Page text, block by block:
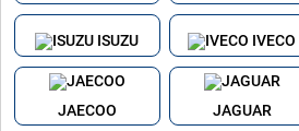
ISUZU IVECO
JAECOO JAGUAR